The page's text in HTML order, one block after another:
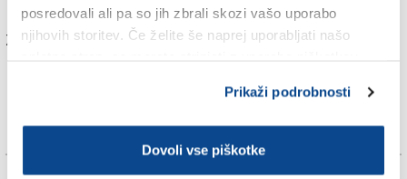
posredovali ali pa so jih zbrali skozi vašo uporabo
njihovih storitev. Če želite še naprej uporabljati našo
Prikaži podrobnosti
Dovoli vse piškotke
Za branje in pisanje komentarjevje potrebna prijava